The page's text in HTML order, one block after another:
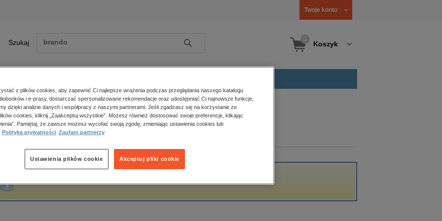
Twoje konto
Szukaj Szukaj Koszyk
Zobacz wszystkie E-prasa
polityka, społeczno-informacyjne
psychologiczne
popularno-naukowe
historia
główna Maciej Wilewski
Wilewski
z plików cookies, aby zapewnić Ci najlepsze wrażenia podczas przeglądania naszego katalogu
i e-prasy, dostarczać spersonalizowane rekomendacje oraz udostępniać Ci najnowsze funkcje,
dzięki analizie danych i współpracy z naszymi partnerami. Jeśli zgadzasz się na korzystanie ze
cookies, kliknij „Zaakceptuj wszystkie”. Możesz również dostosować swoje preferencje, klikając
Pamiętaj, że zawsze możesz wycofać swoją zgodę, zmieniając ustawienia cookies lub
Polityka prywatności Zaufani partnerzy
Akceptuj pliki cookie
Ustawienia plików cookie